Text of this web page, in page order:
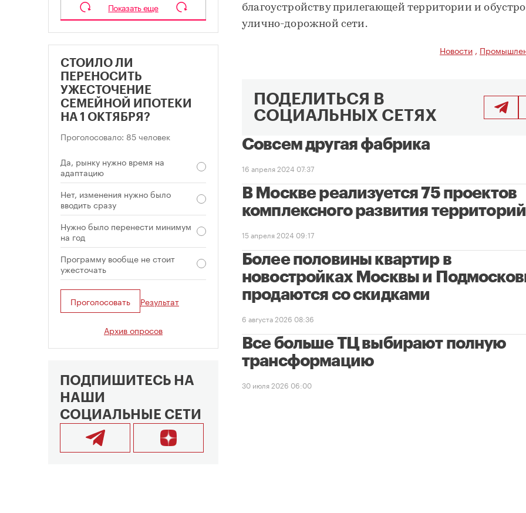
благоустройству прилегающей территории и
улично-дорожной сети.
Новости ,
ПОДЕЛИТЬСЯ В
СОЦИАЛЬНЫХ СЕТЯХ
Совсем другая фабрика
16 апреля 2024 07:37
В Москве реализуется 75 проектов
комплексного развития территорий
15 апреля 2024 09:17
Более половины квартир в
новостройках Москвы и
продаются со скидками
6 августа 2026 08:36
Все больше ТЦ выбирают полную
трансформацию
30 июля 2026 06:00
Показать еще
СТОИЛО ЛИ
ПЕРЕНОСИТЬ
УЖЕСТОЧЕНИЕ
СЕМЕЙНОЙ ИПОТЕКИ
НА 1 ОКТЯБРЯ?
Проголосовало: 85 человек
Да, рынку нужно время на
адаптацию
Нет, изменения нужно было
вводить сразу
Нужно было перенести минимум
на год
Программу вообще не стоит
ужесточать
Проголосовать Результат
Архив опросов
ПОДПИШИТЕСЬ НА
НАШИ
СОЦИАЛЬНЫЕ СЕТИ